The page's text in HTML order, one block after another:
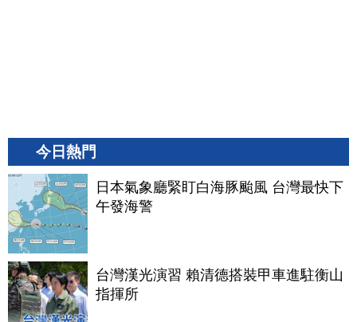
今日熱門
日本氣象廳緊盯白海豚颱風 台灣最快下
午發海警
台灣漢光演習 賴清德搭裝甲車進駐衡山
指揮所